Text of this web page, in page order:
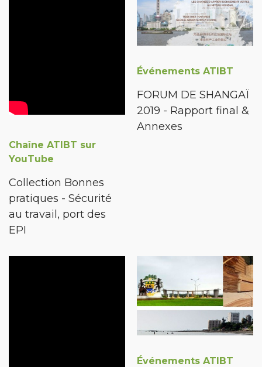
Chaîne ATIBT sur
YouTube
Collection Bonnes
pratiques - Sécurité
au travail, port des
EPI
Événements ATIBT
FORUM DE SHANGAÏ
2019 - Rapport final &
Annexes
Événements ATIBT